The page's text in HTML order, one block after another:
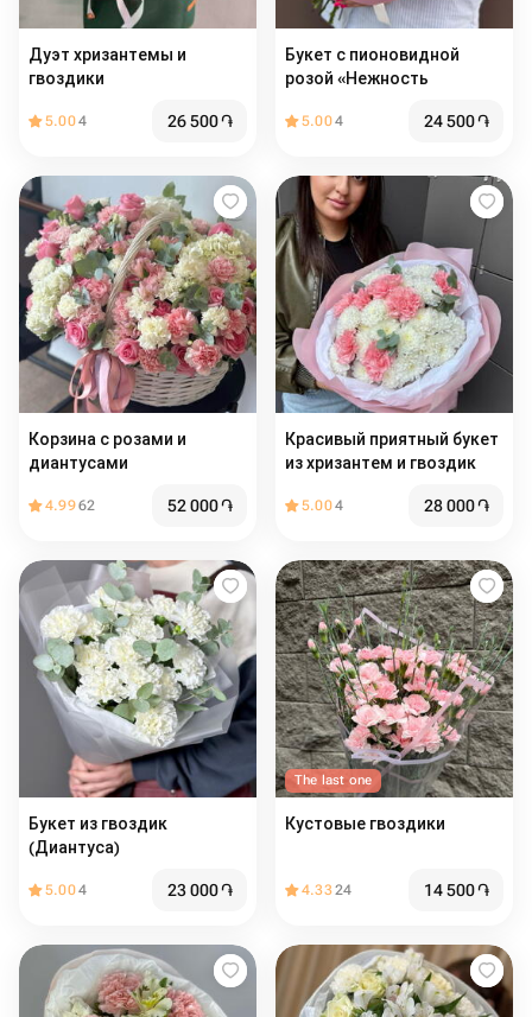
Дуэт хризантемы и
гвоздики
5.004 26 500֏
Букет с пионовидной
розой «Нежность
5.004 24 500֏
Корзина с розами и
диантусами
4.9962 52 000֏
Красивый приятный букет
из хризантем и гвоздик
5.004 28 000֏
Букет из гвоздик
(Диантуса)
5.004 23 000֏
The last one
Кустовые гвоздики
4.3324 14 500֏